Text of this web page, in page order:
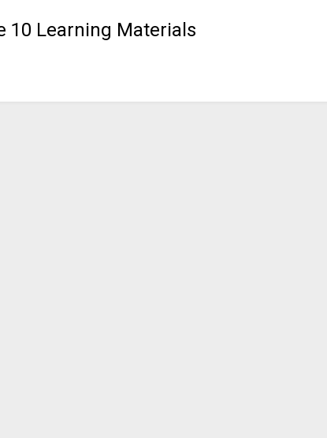
10 Learning Materials